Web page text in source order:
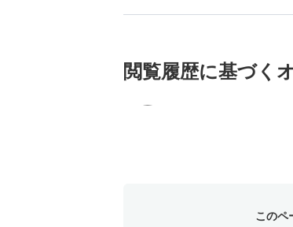
閲覧履歴に基づく
このペ